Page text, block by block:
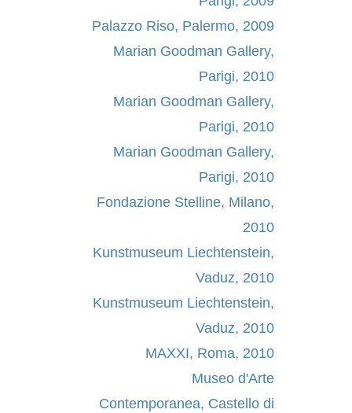
Palazzo Riso, Palermo, 2009
Marian Goodman Gallery,
Parigi, 2010
Marian Goodman Gallery,
Parigi, 2010
Marian Goodman Gallery,
Parigi, 2010
Fondazione Stelline, Milano,
2010
Kunstmuseum Liechtenstein,
Vaduz, 2010
Kunstmuseum Liechtenstein,
Vaduz, 2010
MAXXI, Roma, 2010
Museo d'Arte
Contemporanea, Castello di